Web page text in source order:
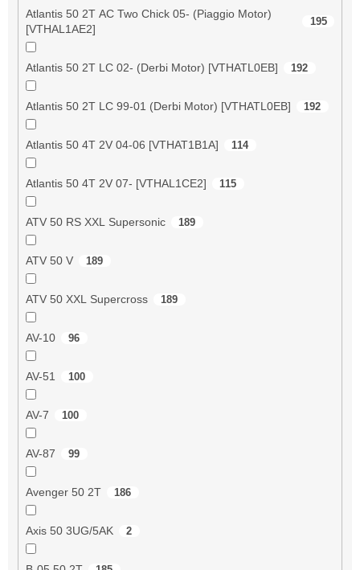
Atlantis 50 2T AC Two Chick 05- (Piaggio Motor)
[VTHAL1AE2]
195
Atlantis 50 2T LC 02- (Derbi Motor) [VTHATL0EB] 192
Atlantis 50 2T LC 99-01 (Derbi Motor) [VTHATL0EB] 192
Atlantis 50 4T 2V 04-06 [VTHAT1B1A] 114
Atlantis 50 4T 2V 07- [VTHAL1CE2] 115
ATV 50 RS XXL Supersonic 189
ATV 50 V 189
ATV 50 XXL Supercross 189
AV-10 96
AV-51 100
AV-7 100
AV-87 99
Avenger 50 2T 186
Axis 50 3UG/5AK 2